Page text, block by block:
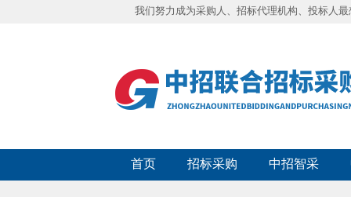
我们努力成为采购人、招标代理机构、投标人
首页 招标采购 中招智采